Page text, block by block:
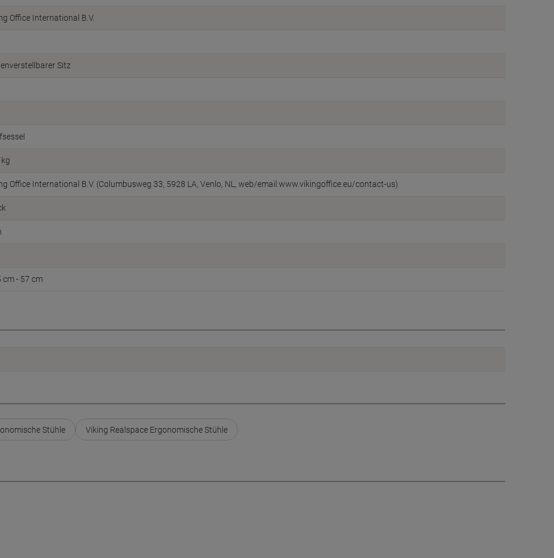
Office International B.V.
Sitz
Office International B.V. (Columbusweg 33, 5928 LA, Venlo, NL, web/email:www.vikingoffice.eu/contact-us)
cm - 57 cm
Stühle Viking Realspace Ergonomische Stühle